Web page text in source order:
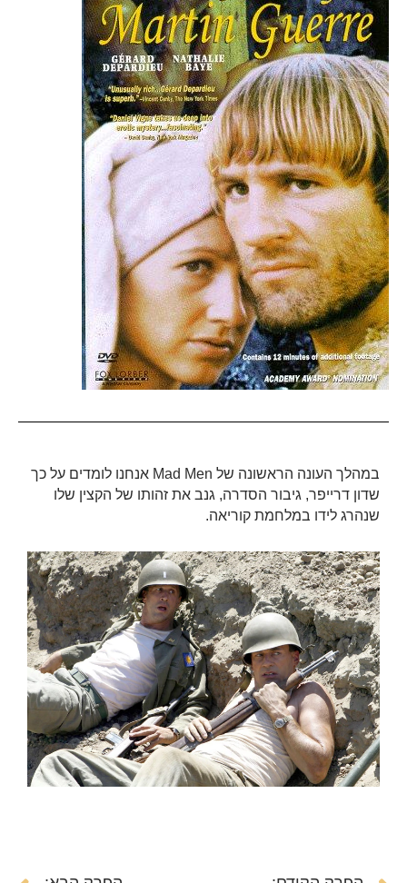
במהלך העונה הראשונה של Mad Men אנחנו לומדים על כך
שדון דרייפר, גיבור הסדרה, גנב את זהותו של הקצין שלו
שנהרג לידו במלחמת קוריאה.